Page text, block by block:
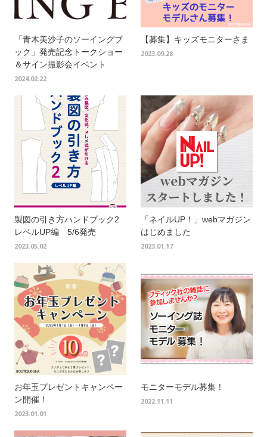
「青木美沙子のソーイングブ
ック」発売記念トークショー
＆サイン撮影会イベント
2024.02.22
【募集】キッズモニターさま
2023.09.28
製図の引き方ハンドブック2
レベルUP編 5/6発売
2023.05.02
「ネイルUP！」webマガジン
はじめました
2023.01.17
お年玉プレゼントキャンペー
ン開催！
2023.01.01
モニターモデル募集！
2022.11.11